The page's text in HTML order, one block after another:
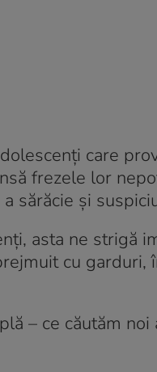
care
frezele lor
sărăcie și
asta ne strigă
cu garduri,
– ce căutăm